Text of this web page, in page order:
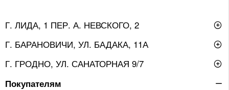
Г. ЛИДА, 1 ПЕР. А. НЕВСКОГО, 2
Г. БАРАНОВИЧИ, УЛ. БАДАКА, 11А
Г. ГРОДНО, УЛ. САНАТОРНАЯ 9/7
Покупателям